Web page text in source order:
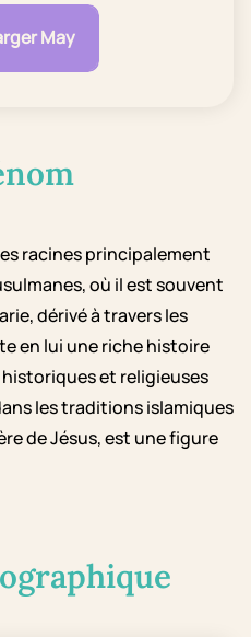
May
racines principalement
où il est souvent
dérivé à travers les
en lui une riche histoire
et religieuses
les traditions islamiques
de Jésus, est une figure